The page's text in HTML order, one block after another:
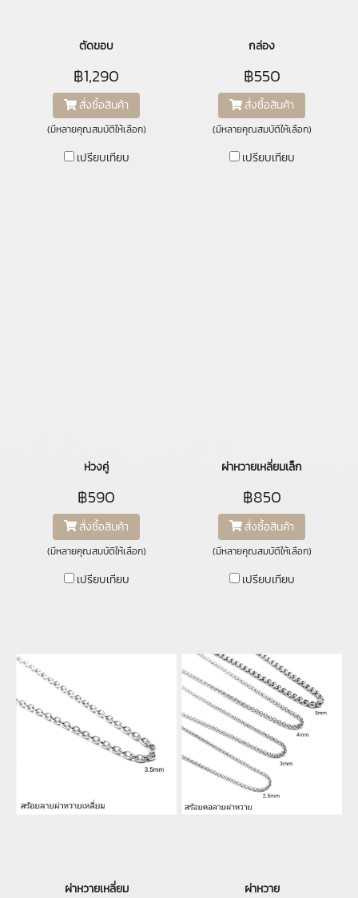
ตัดขอบ
฿1,290
สั่งซื้อสินค้า
(มีหลายคุณสมบัติให้เลือก)
เปรียบเทียบ
กล่อง
฿550
สั่งซื้อสินค้า
(มีหลายคุณสมบัติให้เลือก)
เปรียบเทียบ
ห่วงคู่
฿590
สั่งซื้อสินค้า
(มีหลายคุณสมบัติให้เลือก)
เปรียบเทียบ
ผ่าหวายเหลี่ยมเล็ก
฿850
สั่งซื้อสินค้า
(มีหลายคุณสมบัติให้เลือก)
เปรียบเทียบ
ผ่าหวายเหลี่ยม ผ่าหวาย